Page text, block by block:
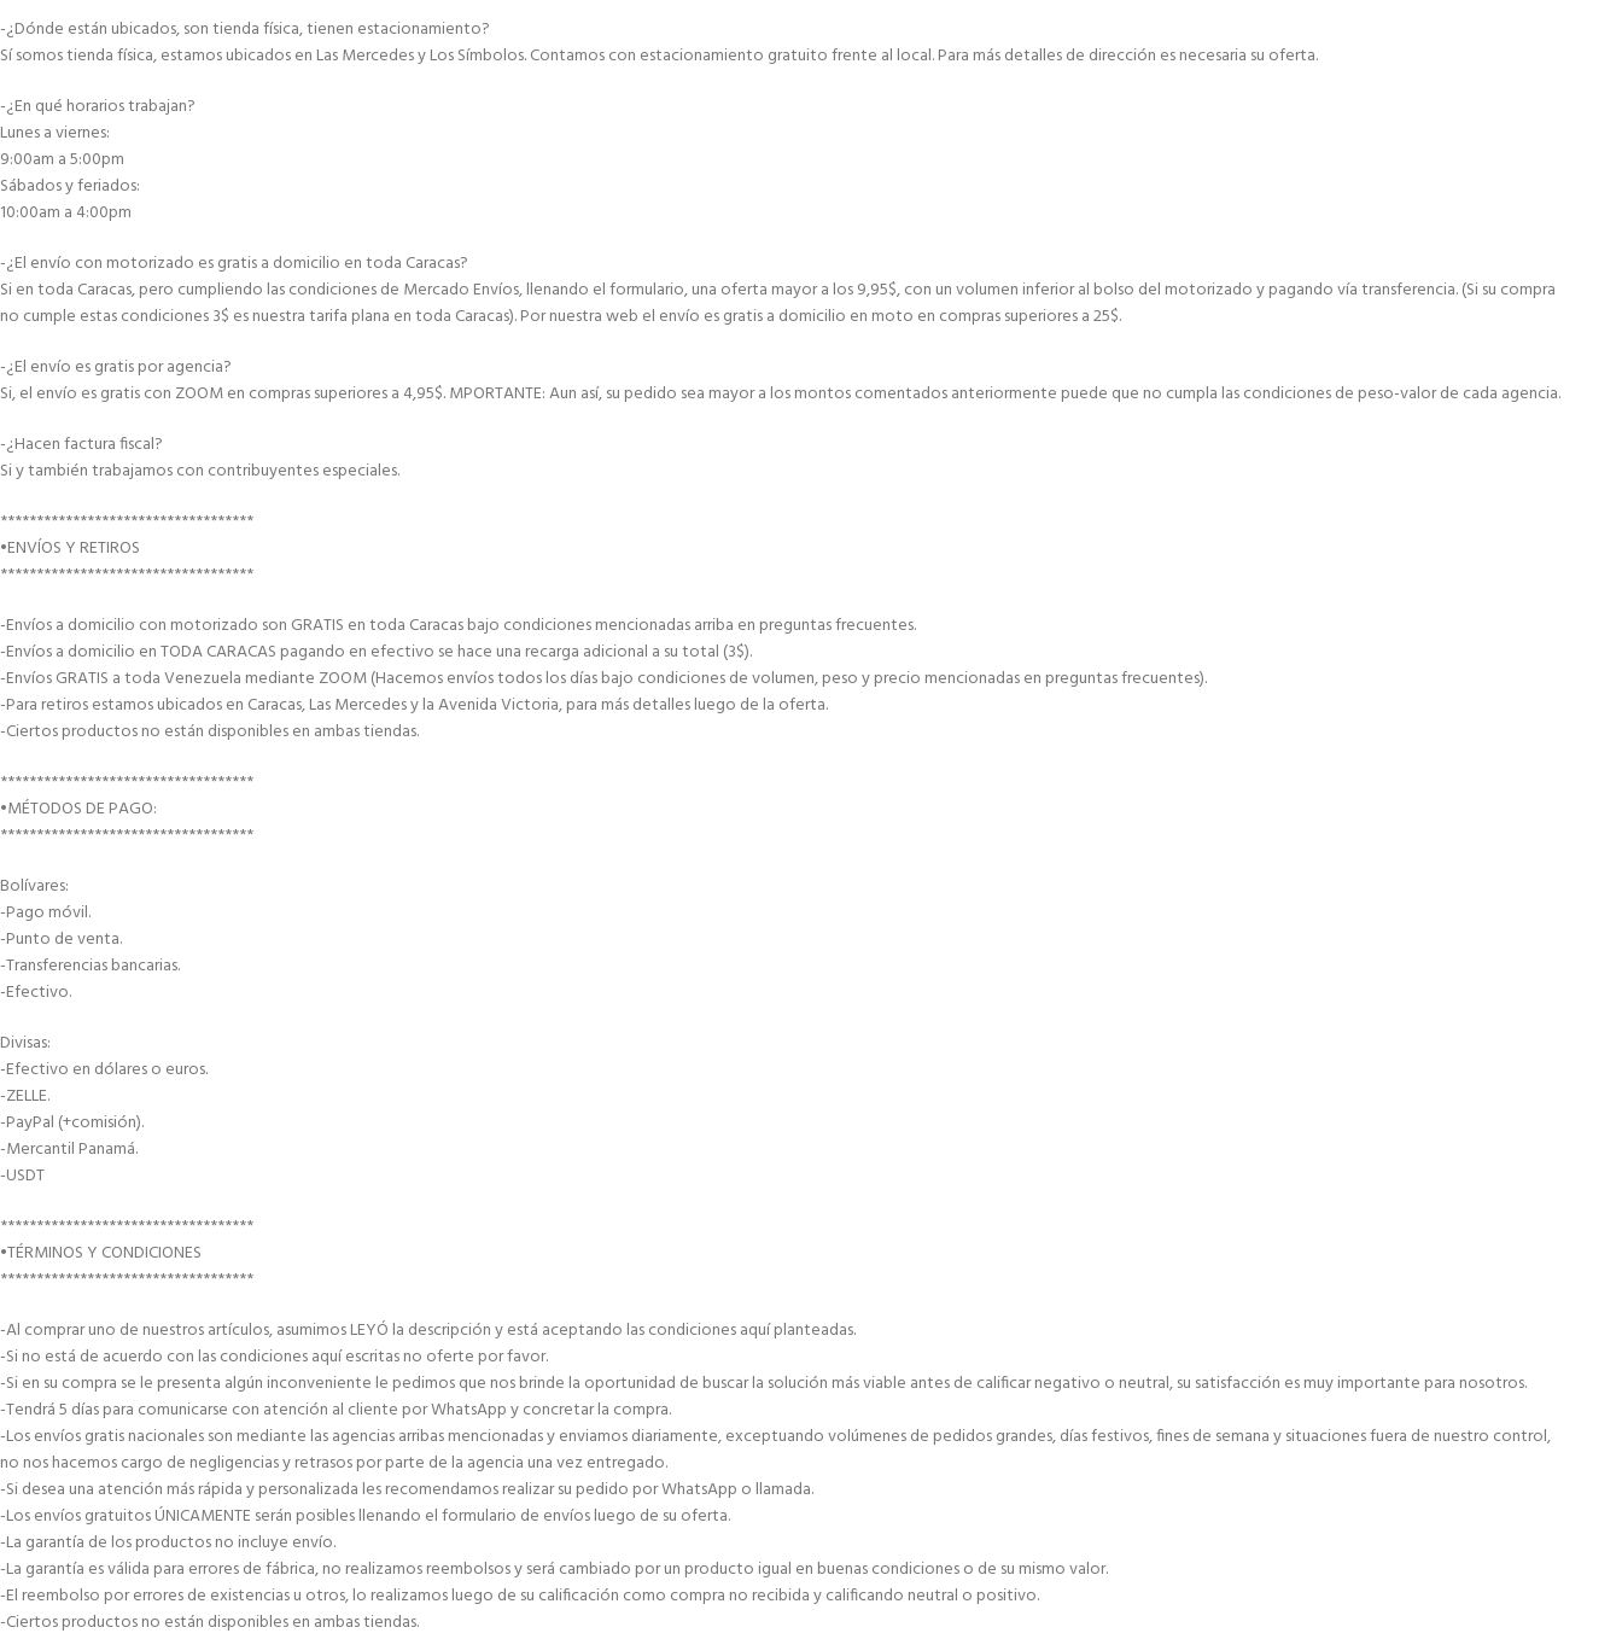
-¿Dónde están ubicados, son tienda física, tienen estacionamiento?
Sí somos tienda física, estamos ubicados en Las Mercedes y Los Símbolos. Contamos con estacionamiento gratuito frente al local. Para más detalles de dirección es necesaria su oferta.
-¿En qué horarios trabajan?
Lunes a viernes:
9:00am a 5:00pm
Sábados y feriados:
10:00am a 4:00pm
-¿El envío con motorizado es gratis a domicilio en toda Caracas?
Si en toda Caracas, pero cumpliendo las condiciones de Mercado Envíos, llenando el formulario, una oferta mayor a los 9,95$, con un volumen inferior al bolso del motorizado y pagando vía transferencia. (Si su compra
no cumple estas condiciones 3$ es nuestra tarifa plana en toda Caracas). Por nuestra web el envío es gratis a domicilio en moto en compras superiores a 25$.
-¿El envío es gratis por agencia?
Si, el envío es gratis con ZOOM en compras superiores a 4,95$. MPORTANTE: Aun así, su pedido sea mayor a los montos comentados anteriormente puede que no cumpla las condiciones de peso-valor de cada agencia.
-¿Hacen factura fiscal?
Si y también trabajamos con contribuyentes especiales.
***********************************
•ENVÍOS Y RETIROS
***********************************
-Envíos a domicilio con motorizado son GRATIS en toda Caracas bajo condiciones mencionadas arriba en preguntas frecuentes.
-Envíos a domicilio en TODA CARACAS pagando en efectivo se hace una recarga adicional a su total (3$).
-Envíos GRATIS a toda Venezuela mediante ZOOM (Hacemos envíos todos los días bajo condiciones de volumen, peso y precio mencionadas en preguntas frecuentes).
-Para retiros estamos ubicados en Caracas, Las Mercedes y la Avenida Victoria, para más detalles luego de la oferta.
-Ciertos productos no están disponibles en ambas tiendas.
***********************************
•MÉTODOS DE PAGO:
***********************************
Bolívares:
-Pago móvil.
-Punto de venta.
-Transferencias bancarias.
-Efectivo.
Divisas:
-Efectivo en dólares o euros.
-ZELLE.
-PayPal (+comisión).
-Mercantil Panamá.
-USDT
***********************************
•TÉRMINOS Y CONDICIONES
***********************************
-Al comprar uno de nuestros artículos, asumimos LEYÓ la descripción y está aceptando las condiciones aquí planteadas.
-Si no está de acuerdo con las condiciones aquí escritas no oferte por favor.
-Si en su compra se le presenta algún inconveniente le pedimos que nos brinde la oportunidad de buscar la solución más viable antes de calificar negativo o neutral, su satisfacción es muy importante para nosotros.
-Tendrá 5 días para comunicarse con atención al cliente por WhatsApp y concretar la compra.
-Los envíos gratis nacionales son mediante las agencias arribas mencionadas y enviamos diariamente, exceptuando volúmenes de pedidos grandes, días festivos, fines de semana y situaciones fuera de nuestro control,
no nos hacemos cargo de negligencias y retrasos por parte de la agencia una vez entregado.
-Si desea una atención más rápida y personalizada les recomendamos realizar su pedido por WhatsApp o llamada.
-Los envíos gratuitos ÚNICAMENTE serán posibles llenando el formulario de envíos luego de su oferta.
-La garantía de los productos no incluye envío.
-La garantía es válida para errores de fábrica, no realizamos reembolsos y será cambiado por un producto igual en buenas condiciones o de su mismo valor.
-El reembolso por errores de existencias u otros, lo realizamos luego de su calificación como compra no recibida y calificando neutral o positivo.
-Ciertos productos no están disponibles en ambas tiendas.